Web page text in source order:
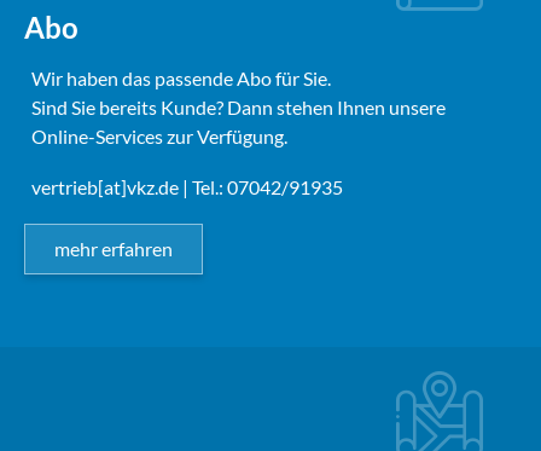
Abo
Wir haben das passende Abo für Sie.
Sind Sie bereits Kunde? Dann stehen Ihnen unsere
Online-Services zur Verfügung.
vertrieb[at]vkz.de | Tel.: 07042/91935
mehr erfahren